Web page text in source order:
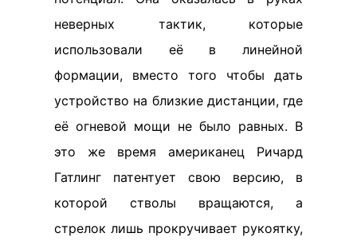
неверных тактик, которые
использовали её в линейной
формации, вместо того чтобы дать
устройство на близкие дистанции, где
её огневой мощи не было равных. В
это же время американец Ричард
Гатлинг патентует свою версию, в
которой стволы вращаются, а
стрелок лишь прокручивает рукоятку,